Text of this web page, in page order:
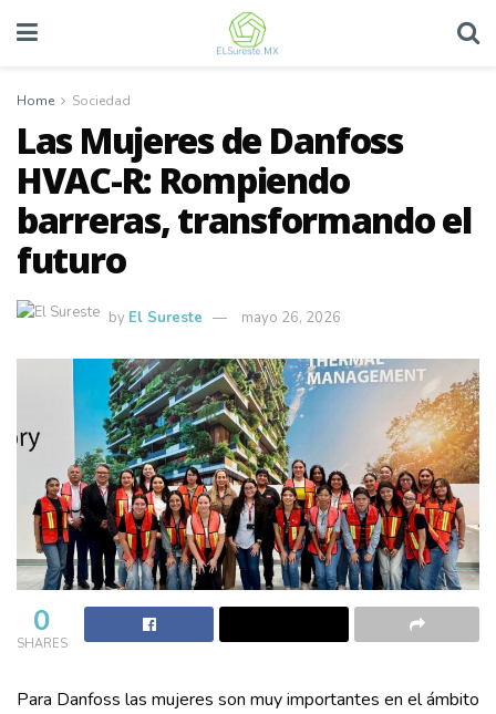
Home Sociedad
Las Mujeres de Danfoss
HVAC-R: Rompiendo
barreras, transformando el
futuro
by El Sureste mayo 26, 2026
0
SHARES
Para Danfoss las mujeres son muy importantes en el ámbito